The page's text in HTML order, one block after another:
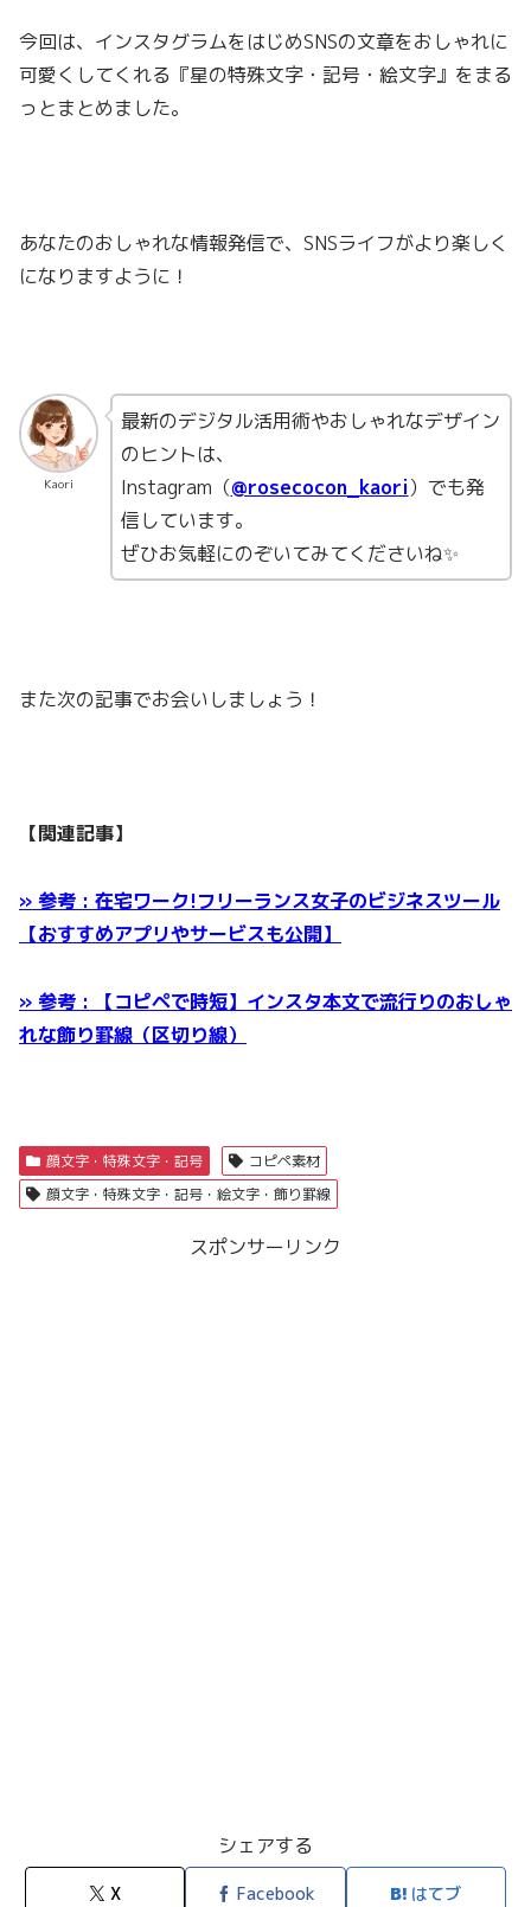
今回は、インスタグラムをはじめSNSの文章をおしゃれに
可愛くしてくれる『星の特殊文字・記号・絵文字』をまる
っとまとめました。
あなたのおしゃれな情報発信で、SNSライフがより楽しく
になりますように！
Kaori
最新のデジタル活用術やおしゃれなデザイン
のヒントは、
Instagram（@rosecocon_kaori）でも発
信しています。
ぜひお気軽にのぞいてみてくださいね✨
また次の記事でお会いしましょう！
【関連記事】
» 参考 : 在宅ワーク!フリーランス女子のビジネスツール
【おすすめアプリやサービスも公開】
» 参考 : 【コピペで時短】インスタ本文で流行りのおしゃ
れな飾り罫線（区切り線）
顔文字・特殊文字・記号
コピペ素材
顔文字・特殊文字・記号・絵文字・飾り罫線
スポンサーリンク
シェアする
X Facebook はてブ